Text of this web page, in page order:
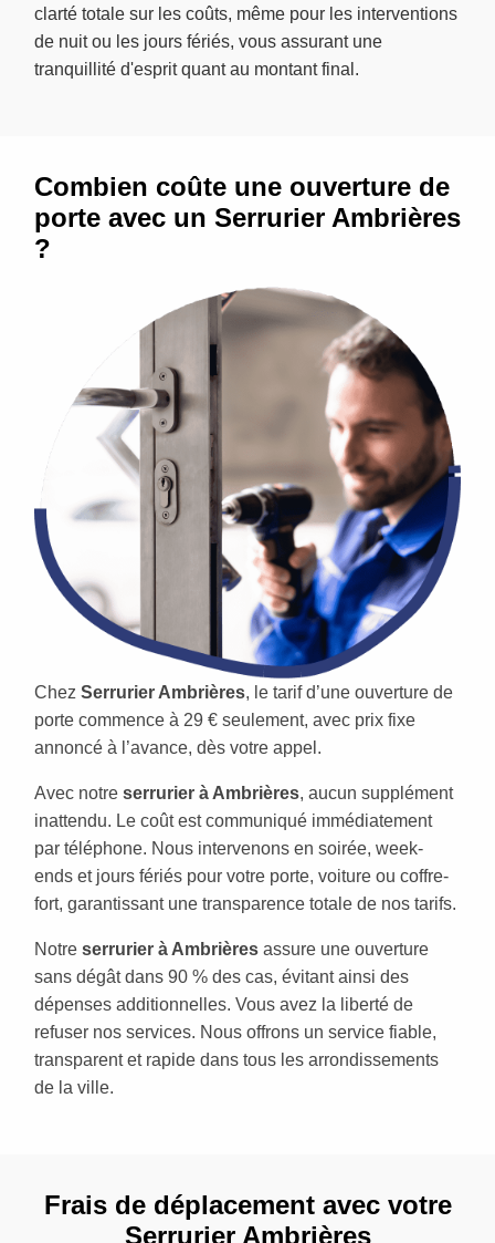
clarté totale sur les coûts, même pour les interventions
de nuit ou les jours fériés, vous assurant une
tranquillité d'esprit quant au montant final.
Combien coûte une ouverture de
porte avec un Serrurier Ambrières
?
Chez Serrurier Ambrières, le tarif d’une ouverture de
porte commence à 29 € seulement, avec prix fixe
annoncé à l’avance, dès votre appel.
Avec notre serrurier à Ambrières, aucun supplément
inattendu. Le coût est communiqué immédiatement
par téléphone. Nous intervenons en soirée, week-
ends et jours fériés pour votre porte, voiture ou coffre-
fort, garantissant une transparence totale de nos tarifs.
Notre serrurier à Ambrières assure une ouverture
sans dégât dans 90 % des cas, évitant ainsi des
dépenses additionnelles. Vous avez la liberté de
refuser nos services. Nous offrons un service fiable,
transparent et rapide dans tous les arrondissements
de la ville.
Frais de déplacement avec votre
Serrurier Ambrières